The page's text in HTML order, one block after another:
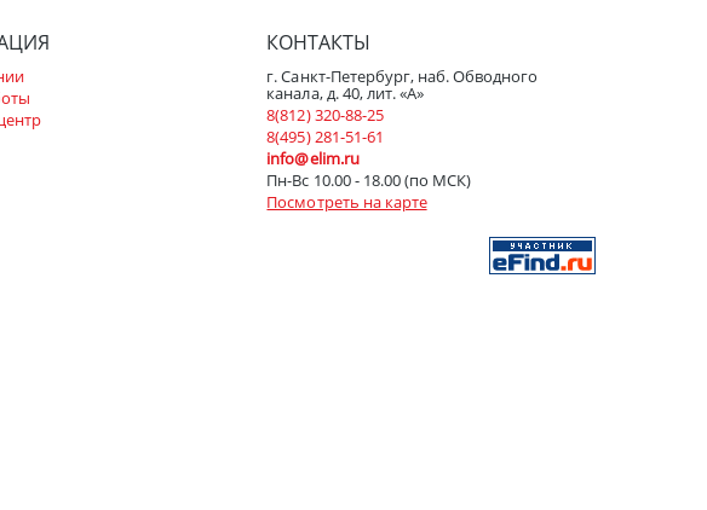
КОНТАКТЫ
г. Санкт-Петербург, наб. Обводного
канала, д. 40, лит. «А»
8(812) 320-88-25
8(495) 281-51-61
info@elim.ru
Пн-Вс 10.00 - 18.00 (по МСК)
Посмотреть на карте